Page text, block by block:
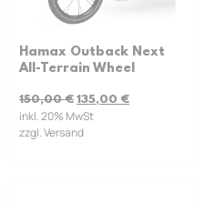
Hamax Outback Next
All-Terrain Wheel
150,00€ 135,00 €
inkl. 20% MwSt
zzgl. Versand